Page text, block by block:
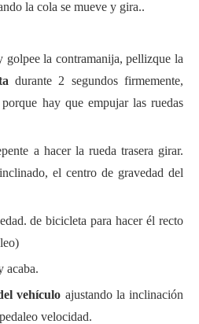
la cola se mueve y gira..
golpee la contramanija, pellizque la
durante 2 segundosfirmemente,
hay que empujar las ruedas
a hacerla rueda trasera girar.
el centro de gravedad del
de bicicletapara hacerélrecto
acaba.
vehículo ajustando la inclinación
velocidad.